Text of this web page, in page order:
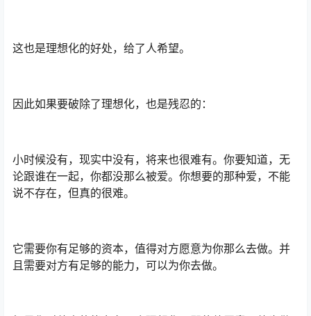
这也是理想化的好处，给了人希望。
因此如果要破除了理想化，也是残忍的：
小时候没有，现实中没有，将来也很难有。你要知道，无
论跟谁在一起，你都没那么被爱。你想要的那种爱，不能
说不存在，但真的很难。
它需要你有足够的资本，值得对方愿意为你那么去做。并
且需要对方有足够的能力，可以为你去做。